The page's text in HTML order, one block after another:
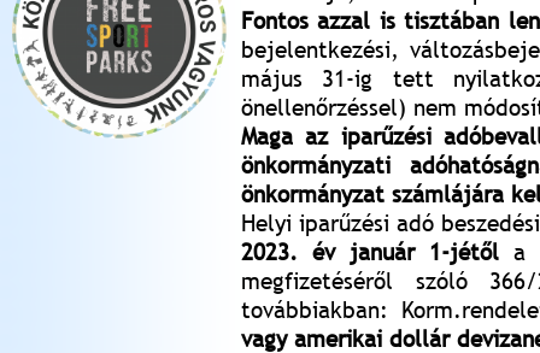
Fontos azzal is tisztában
bejelentkezési,
május 31-ig tett
önellenőrzéssel) nem
Maga az iparűzési
önkormányzati
önkormányzat számlájára
Helyi iparűzési adó
2023. év január 1-jétől a
megfizetéséről szóló
továbbiakban:
vagy amerikai dollár